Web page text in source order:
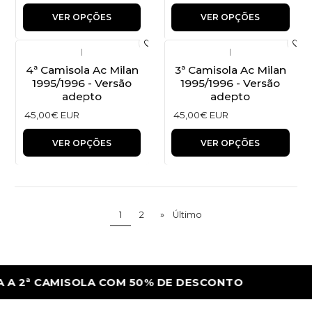
VER OPÇÕES VER OPÇÕES
4ª Camisola Ac Milan
1995/1996 - Versão
adepto
45,00€ EUR
VER OPÇÕES
3ª Camisola Ac Milan
1995/1996 - Versão
adepto
45,00€ EUR
VER OPÇÕES
1 2 » Último
CAMISOLA COM 50% DE DESCONTO